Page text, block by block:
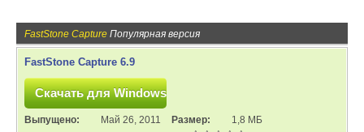
FastStone Capture Популярная версия
FastStone Capture 6.9
Выпущено: Май 26, 2011 Размер:
1,8 МБ